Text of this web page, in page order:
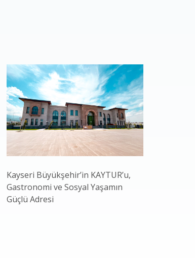
Kayseri Büyükşehir’in KAYTUR’u,
Gastronomi ve Sosyal Yaşamın
Güçlü Adresi